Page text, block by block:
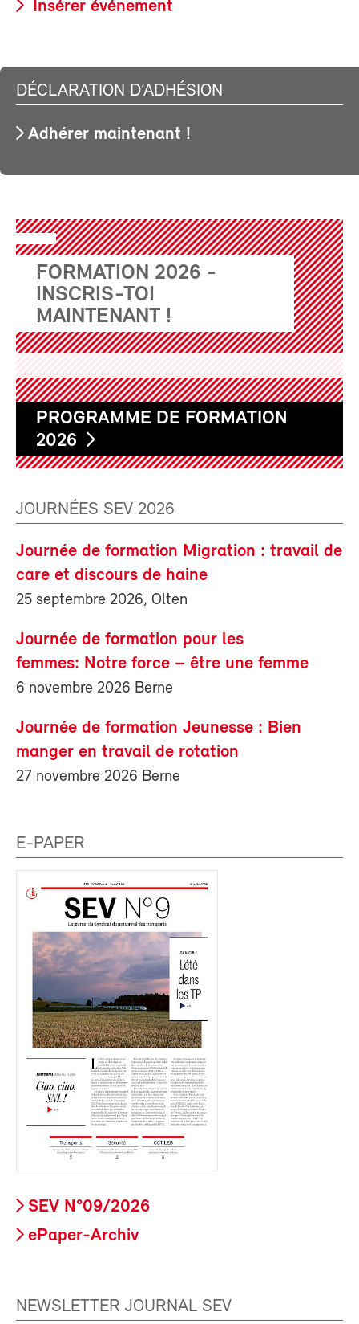
Insérer événement
DÉCLARATION D’ADHÉSION
Adhérer maintenant !
FORMATION 2026 -
INSCRIS-TOI
MAINTENANT !
PROGRAMME DE FORMATION
2026
JOURNÉES SEV 2026
Journée de formation Migration : travail de
care et discours de haine
25 septembre 2026, Olten
Journée de formation pour les
femmes: Notre force – être une femme
6 novembre 2026 Berne
Journée de formation Jeunesse : Bien
manger en travail de rotation
27 novembre 2026 Berne
E-PAPER
SEV N°09/2026
ePaper-Archiv
NEWSLETTER JOURNAL SEV